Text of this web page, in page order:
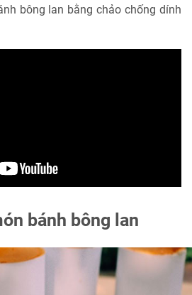
bông lan bằng chảo chống dính
bánh bông lan